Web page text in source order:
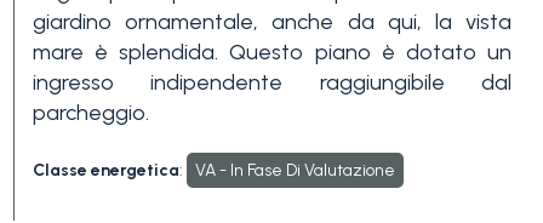
giardino ornamentale, anche da qui, la vista
mare è splendida. Questo piano è dotato un
ingresso indipendente raggiungibile dal
parcheggio.
Classe energetica: VA - In Fase Di Valutazione